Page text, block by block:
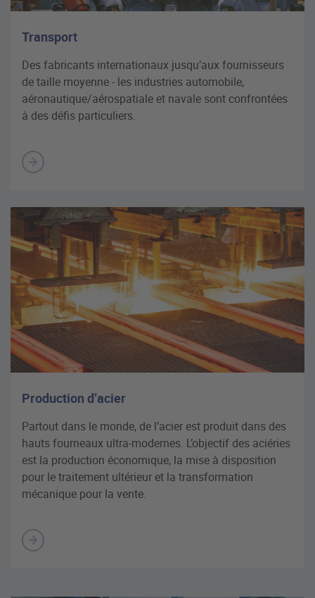
Transport
Des fabricants internationaux jusqu’aux fournisseurs
de taille moyenne - les industries automobile,
aéronautique/aérospatiale et navale sont confrontées
à des défis particuliers.
Production d’acier
Partout dans le monde, de l’acier est produit dans des
hauts fourneaux ultra-modernes. L’objectif des aciéries
est la production économique, la mise à disposition
pour le traitement ultérieur et la transformation
mécanique pour la vente.